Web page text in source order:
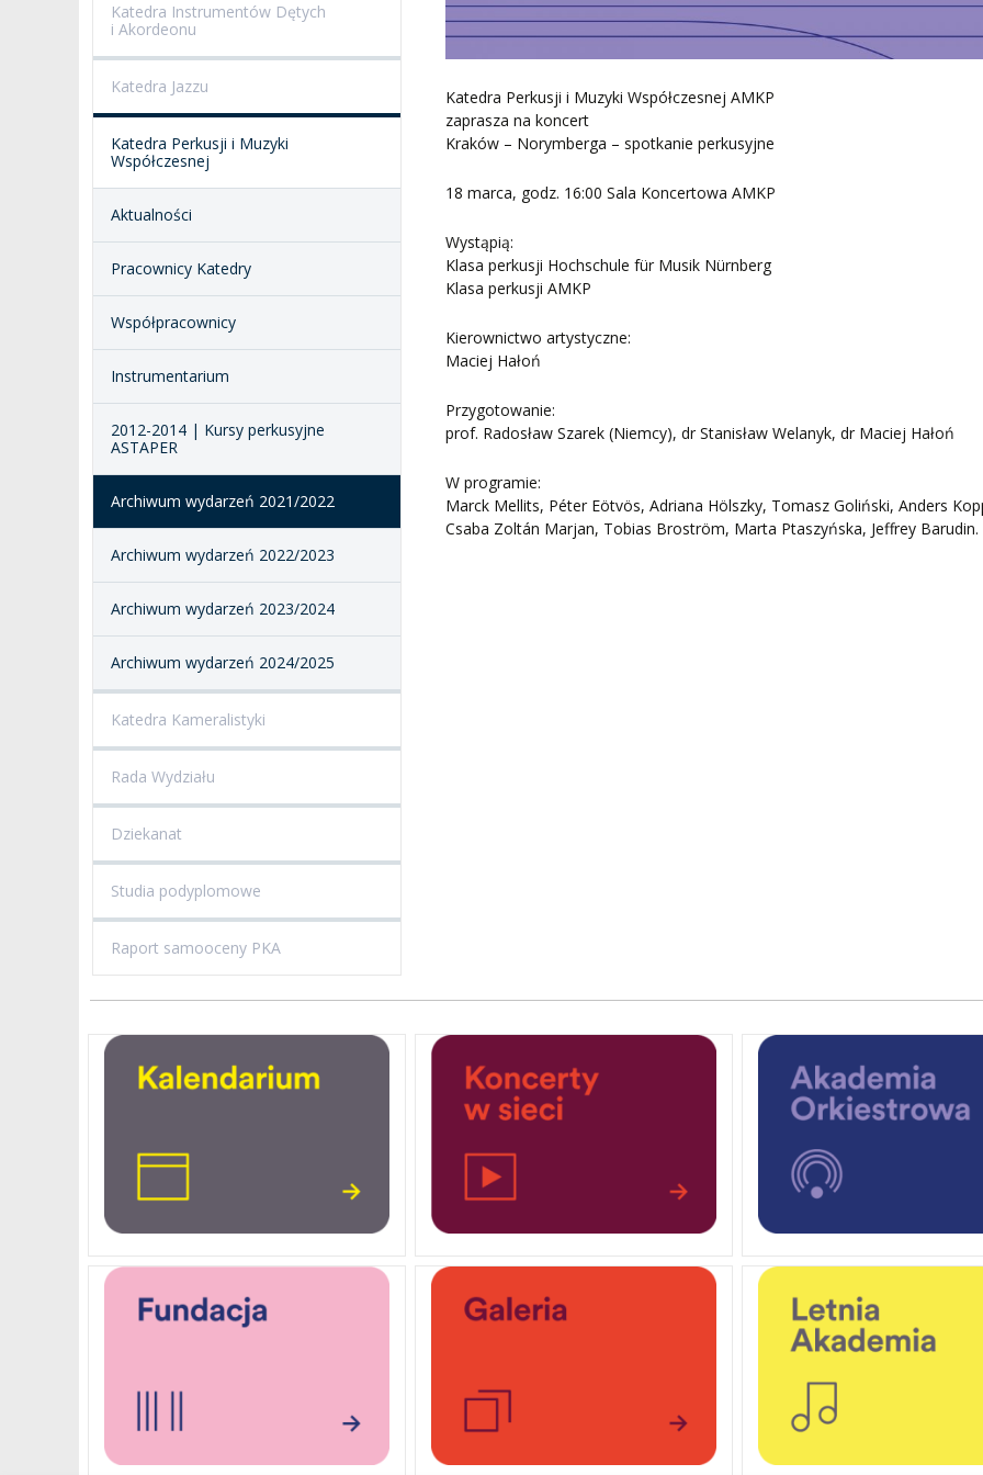
SALE KONCERTOWE
BRANDBOOK
DOSTĘPNOŚĆ
Katedra Instrumentów Dętych
i Akordeonu
Katedra Jazzu
Katedra Perkusji i Muzyki
Współczesnej
Aktualności
Pracownicy Katedry
Współpracownicy
Instrumentarium
2012-2014 | Kursy perkusyjne
ASTAPER
Archiwum wydarzeń 2021/2022
Archiwum wydarzeń 2022/2023
Archiwum wydarzeń 2023/2024
Archiwum wydarzeń 2024/2025
Katedra Kameralistyki
Rada Wydziału
Dziekanat
Studia podyplomowe
Raport samooceny PKA
Katedra Perkusji i Muzyki Współczesnej AMKP
zaprasza na koncert
Kraków – Norymberga – spotkanie perkusyjne
18 marca, godz. 16:00 Sala Koncertowa AMKP
Wystąpią:
Klasa perkusji Hochschule für Musik Nürnberg
Klasa perkusji AMKP
Kierownictwo artystyczne:
Maciej Hałoń
Przygotowanie:
prof. Radosław Szarek (Niemcy), dr Stanisław Welanyk, dr Maciej Hałoń
W programie:
Marck Mellits, Péter Eötvös, Adriana Hölszky, Tomasz Goliński, Anders
Csaba Zoltán Marjan, Tobias Broström, Marta Ptaszyńska, Jeffrey Barudin.